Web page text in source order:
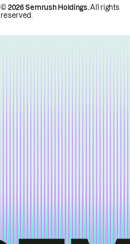
© 2026 Semrush Holdings.All rights
reserved.